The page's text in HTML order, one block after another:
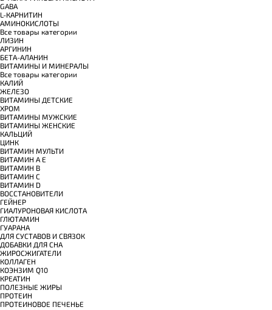
GABA
L-КАРНИТИН
АМИНОКИСЛОТЫ
Все товары категории
ЛИЗИН
АРГИНИН
БЕТА-АЛАНИН
ВИТАМИНЫ И МИНЕРАЛЫ
Все товары категории
КАЛИЙ
ЖЕЛЕЗО
ВИТАМИНЫ ДЕТСКИЕ
ХРОМ
ВИТАМИНЫ МУЖСКИЕ
ВИТАМИНЫ ЖЕНСКИЕ
КАЛЬЦИЙ
ЦИНК
ВИТАМИН МУЛЬТИ
ВИТАМИН A E
ВИТАМИН B
ВИТАМИН C
ВИТАМИН D
ВОССТАНОВИТЕЛИ
ГЕЙНЕР
ГИАЛУРОНОВАЯ КИСЛОТА
ГЛЮТАМИН
ГУАРАНА
ДЛЯ СУСТАВОВ И СВЯЗОК
ДОБАВКИ ДЛЯ СНА
ЖИРОСЖИГАТЕЛИ
КОЛЛАГЕН
КОЭНЗИМ Q10
КРЕАТИН
ПОЛЕЗНЫЕ ЖИРЫ
ПРОТЕИН
ПРОТЕИНОВОЕ ПЕЧЕНЬЕ